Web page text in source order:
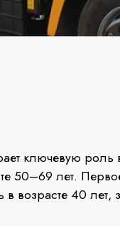
ключевую
50–69 лет.
возрасте 40 лет,